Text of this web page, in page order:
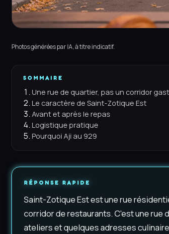
Photos générées par IA, à titre indicatif.
SOMMAIRE
Une rue de quartier, pas un corridor
Le caractère de Saint-Zotique Est
Avant et après le repas
Logistique pratique
Pourquoi Aji au 929
RÉPONSE RAPIDE
Saint-Zotique Est est une rue
corridor de restaurants. C'est une rue
ateliers et quelques adresses